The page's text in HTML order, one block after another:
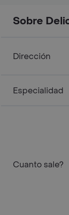
Sobre
Dirección
Especialidad
Cuanto sale?